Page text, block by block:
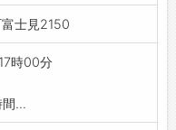
け替え場清掃
士見2150
時00分
...